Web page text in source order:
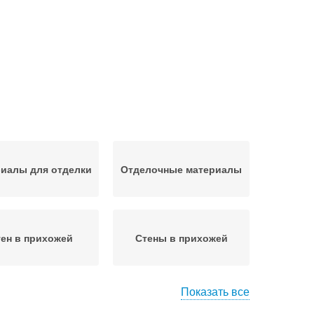
для отделки Отделочные материалы
в прихожей Стены в прихожей
Материалы для
Показать все